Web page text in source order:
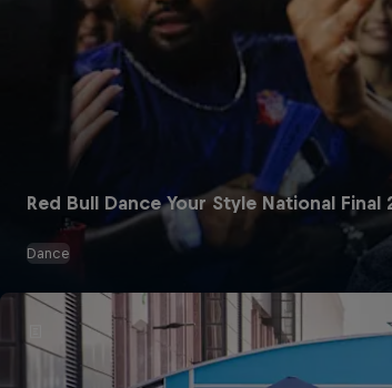
Red Bull Dance Your Style National
Dance